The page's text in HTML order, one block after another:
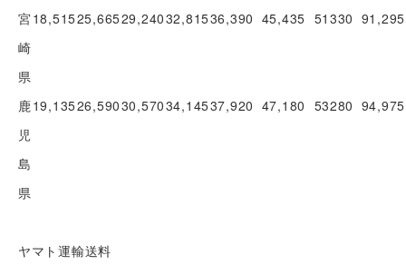
宮
崎
県
18,51525,66529,24032,81536,390 45,435 51330 91,295
鹿
児
島
県
19,13526,59030,57034,14537,920 47,180 53280 94,975
ヤマト運輸送料